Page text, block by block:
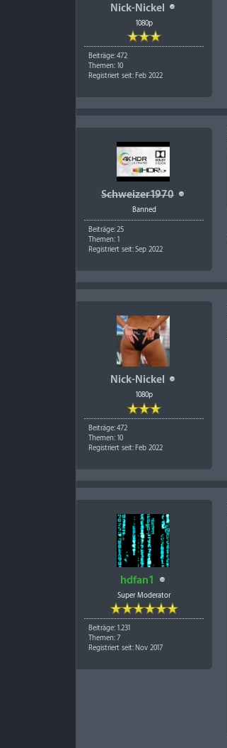
Nick-Nickel
1080p
Beiträge: 472
Themen: 10
Registriert seit: Feb 2022
Schweizer1970
Banned
Beiträge: 25
Themen: 1
Registriert seit: Sep 2022
Nick-Nickel
1080p
Beiträge: 472
Themen: 10
Registriert seit: Feb 2022
hdfan1
Super Moderator
Beiträge: 1.231
Themen: 7
Registriert seit: Nov 2017